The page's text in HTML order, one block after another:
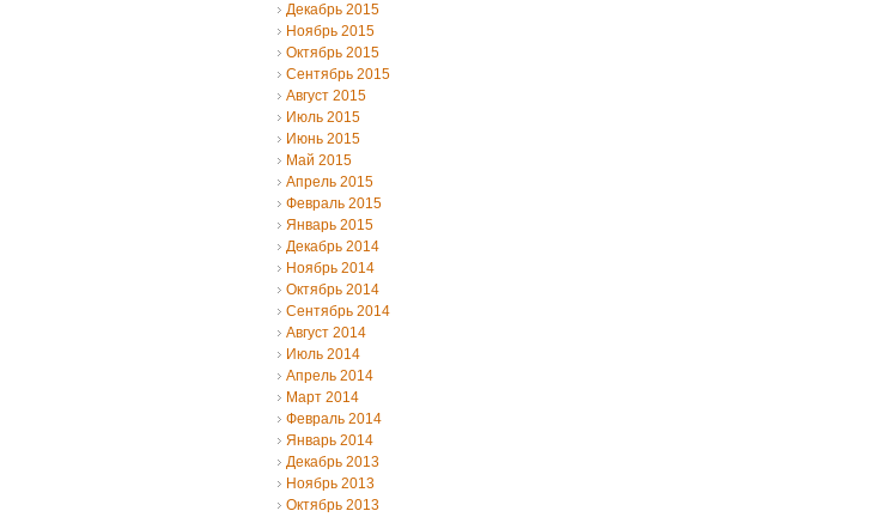
Декабрь 2015
Ноябрь 2015
Октябрь 2015
Сентябрь 2015
Август 2015
Июль 2015
Июнь 2015
Май 2015
Апрель 2015
Февраль 2015
Январь 2015
Декабрь 2014
Ноябрь 2014
Октябрь 2014
Сентябрь 2014
Август 2014
Июль 2014
Апрель 2014
Март 2014
Февраль 2014
Январь 2014
Декабрь 2013
Ноябрь 2013
Октябрь 2013